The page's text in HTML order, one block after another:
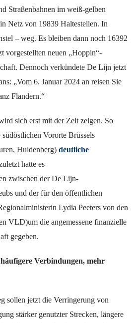
Straßenbahnen im weiß-gelben
Netz von 19839 Haltestellen. In
– weg. Es bleiben dann noch 16392
vorgestellten neuen „Hoppin“-
Dennoch verkündete De Lijn jetzt
„Vom 6. Januar 2024 an reisen Sie
Flandern.“
sich erst mit der Zeit zeigen. So
Vororte Brüssels
Huldenberg)deutliche
hatte es
zwischen der De Lijn-
und der für den öffentlichen
Lydia Peeters von den
VLD)um die angemessene finanzielle
gegeben.
Verbindungen, mehr
sollen jetzt die Verringerung von
stärker genutzter Strecken, längere